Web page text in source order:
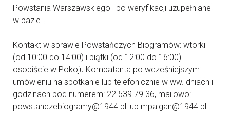
Powstania Warszawskiego i po weryfikacji uzupełniane
w bazie.
Kontakt w sprawie Powstańczych Biogramów: wtorki
(od 10:00 do 14:00) i piątki (od 12:00 do 16:00)
osobiście w Pokoju Kombatanta po wcześniejszym
umówieniu na spotkanie lub telefonicznie w ww. dniach i
godzinach pod numerem: 22 539 79 36, mailowo:
powstanczebiogramy@1944.pl lub mpalgan@1944.pl